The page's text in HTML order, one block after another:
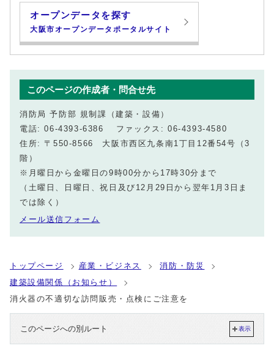
オープンデータを探す
大阪市オープンデータポータルサイト
このページの作成者・問合せ先
消防局 予防部 規制課（建築・設備）
電話: 06-4393-6386 ファックス: 06-4393-4580
住所: 〒550-8566 大阪市西区九条南1丁目12番54号（3
階）
※月曜日から金曜日の9時00分から17時30分まで
（土曜日、日曜日、祝日及び12月29日から翌年1月3日ま
では除く）
メール送信フォーム
トップページ 産業・ビジネス
消防・防災
建築設備関係（お知らせ）
消火器の不適切な訪問販売・点検にご注意を
このページへの別ルート 表示